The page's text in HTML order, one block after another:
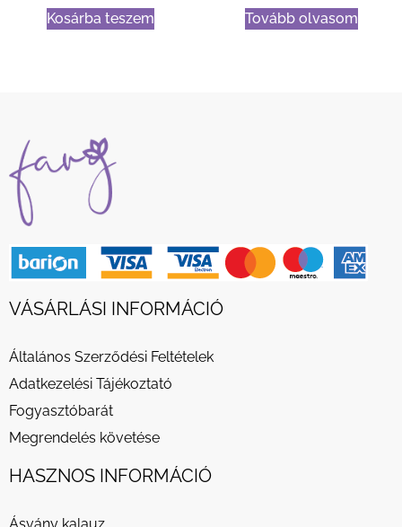
Kosárba teszem Tovább olvasom
VÁSÁRLÁSI INFORMÁCIÓ
Általános Szerződési Feltételek
Adatkezelési Tájékoztató
Fogyasztóbarát
Megrendelés követése
HASZNOS INFORMÁCIÓ
Ásvány kalauz